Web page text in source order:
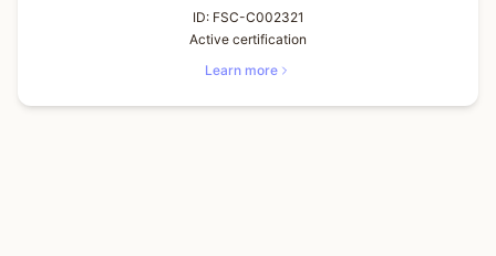
ID: FSC-C002321
Active certification
Learn more